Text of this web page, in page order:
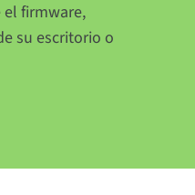
el firmware,
su escritorio o